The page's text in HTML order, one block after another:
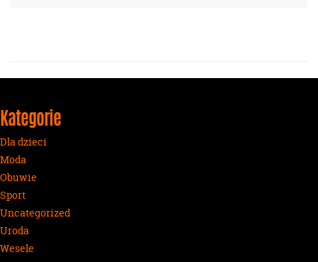
Kategorie
Dla dzieci
Moda
Obuwie
Sport
Uncategorized
Uroda
Wesele